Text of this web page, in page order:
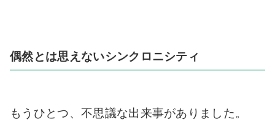
偶然とは思えないシンクロニシティ
もうひとつ、不思議な出来事がありました。